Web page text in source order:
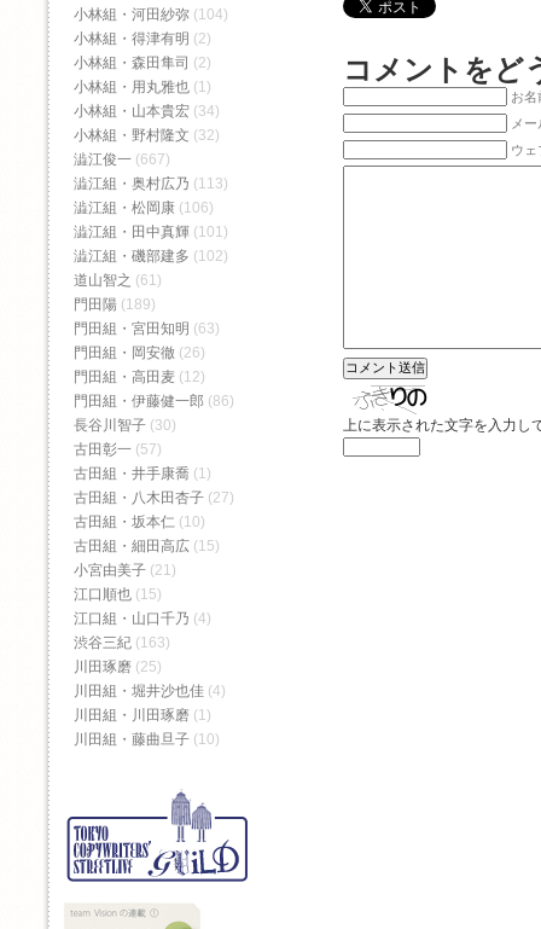
コメントをど
お名
メ
ウェ
上に表示された文字を入力し
小林組・河田紗弥 (104)
小林組・得津有明 (2)
小林組・森田隼司 (2)
小林組・用丸雅也 (1)
小林組・山本貴宏 (34)
小林組・野村隆文 (32)
澁江俊一 (667)
澁江組・奥村広乃 (113)
澁江組・松岡康 (106)
澁江組・田中真輝 (101)
澁江組・磯部建多 (102)
道山智之 (61)
門田陽 (189)
門田組・宮田知明 (63)
門田組・岡安徹 (26)
門田組・高田麦 (12)
門田組・伊藤健一郎 (86)
長谷川智子 (30)
古田彰一 (57)
古田組・井手康喬 (1)
古田組・八木田杏子 (27)
古田組・坂本仁 (10)
古田組・細田高広 (15)
小宮由美子 (21)
江口順也 (15)
江口組・山口千乃 (4)
渋谷三紀 (163)
川田琢磨 (25)
川田組・堀井沙也佳 (4)
川田組・川田琢磨 (1)
川田組・藤曲旦子 (10)